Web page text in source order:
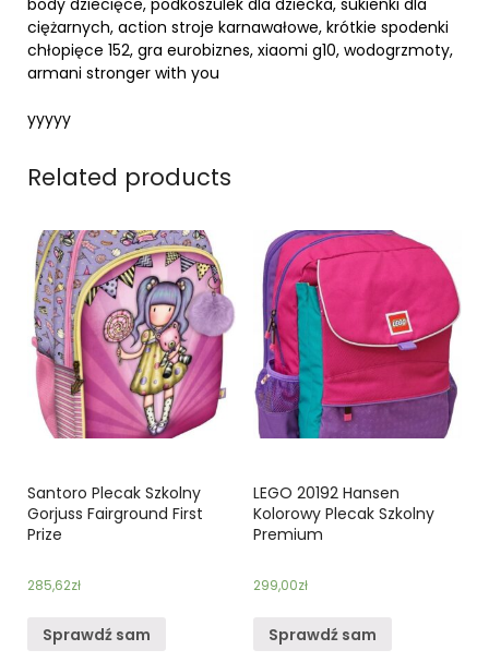
ciężarnych, action stroje karnawałowe, krótkie spodenki
chłopięce 152, gra eurobiznes, xiaomi g10, wodogrzmoty,
armani stronger with you
yyyyy
Related products
Santoro Plecak Szkolny
Gorjuss Fairground First
Prize
285,62zł
Sprawdź sam
LEGO 20192 Hansen
Kolorowy Plecak Szkolny
Premium
299,00zł
Sprawdź sam